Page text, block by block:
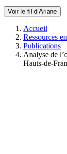
Voir le fil d’Ariane
Accueil
Ressources
Publications
Analyse de
Hauts-de-